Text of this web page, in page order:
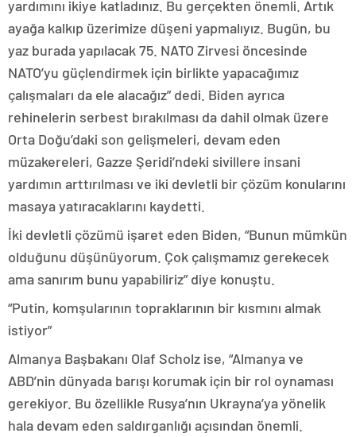
yardımını ikiye katladınız. Bu gerçekten önemli. Artık
ayağa kalkıp üzerimize düşeni yapmalıyız. Bugün, bu
yaz burada yapılacak 75. NATO Zirvesi öncesinde
NATO’yu güçlendirmek için birlikte yapacağımız
çalışmaları da ele alacağız” dedi. Biden ayrıca
rehinelerin serbest bırakılması da dahil olmak üzere
Orta Doğu’daki son gelişmeleri, devam eden
müzakereleri, Gazze Şeridi’ndeki sivillere insani
yardımın arttırılması ve iki devletli bir çözüm konularını
masaya yatıracaklarını kaydetti.
İki devletli çözümü işaret eden Biden, “Bunun mümkün
olduğunu düşünüyorum. Çok çalışmamız gerekecek
ama sanırım bunu yapabiliriz” diye konuştu.
“Putin, komşularının topraklarının bir kısmını almak
istiyor”
Almanya Başbakanı Olaf Scholz ise, “Almanya ve
ABD’nin dünyada barışı korumak için bir rol oynaması
gerekiyor. Bu özellikle Rusya’nın Ukrayna’ya yönelik
hala devam eden saldırganlığı açısından önemli.